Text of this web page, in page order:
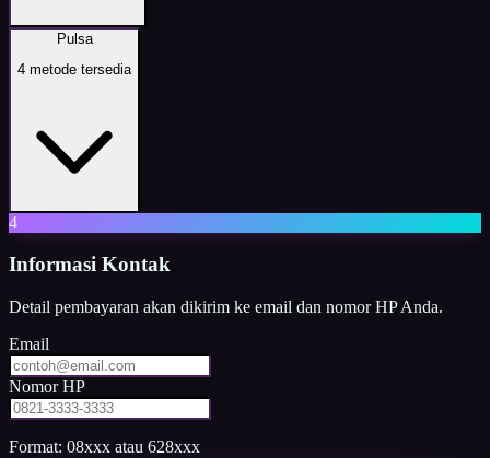
Pulsa
4 metode tersedia
4
Informasi Kontak
Detail pembayaran akan dikirim ke email dan nomor HP Anda.
Email
Nomor HP
Format: 08xxx atau 628xxx